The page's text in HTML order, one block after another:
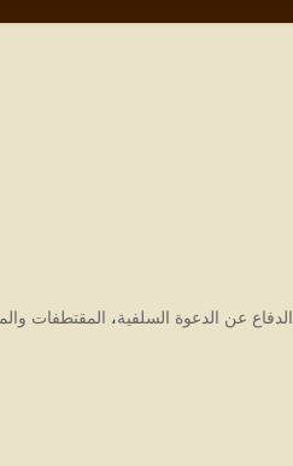
الدفاع عن الدعوة السلفية، المقتطفات